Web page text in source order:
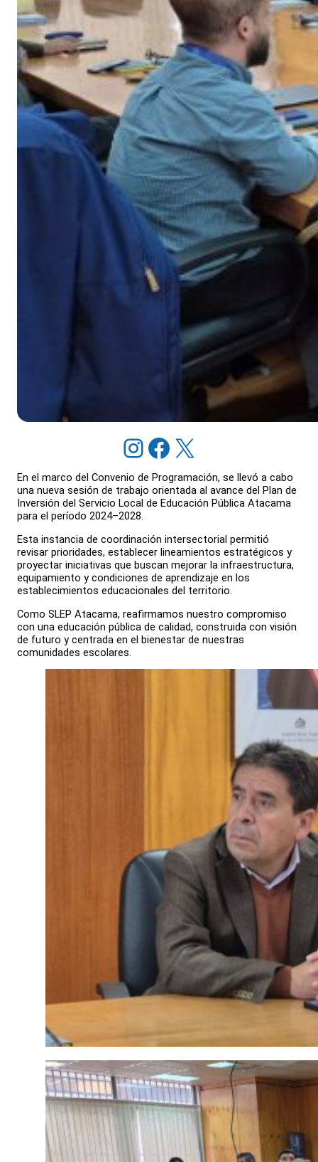
Instagram Facebook X
En el marco del Convenio de Programación, se llevó a cabo
una nueva sesión de trabajo orientada al avance del Plan de
Inversión del Servicio Local de Educación Pública Atacama
para el período 2024–2028.
Esta instancia de coordinación intersectorial permitió
revisar prioridades, establecer lineamientos estratégicos y
proyectar iniciativas que buscan mejorar la infraestructura,
equipamiento y condiciones de aprendizaje en los
establecimientos educacionales del territorio.
Como SLEP Atacama, reafirmamos nuestro compromiso
con una educación pública de calidad, construida con visión
de futuro y centrada en el bienestar de nuestras
comunidades escolares.